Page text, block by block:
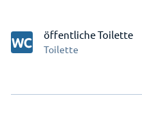
öffentliche Toilette
Toilette